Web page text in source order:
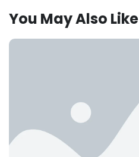
You May Also Like